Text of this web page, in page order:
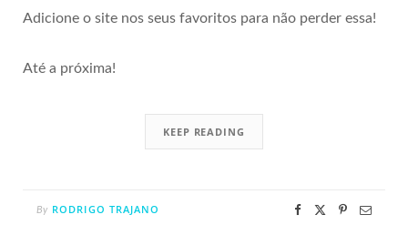
Adicione o site nos seus favoritos para não perder essa!
Até a próxima!
KEEP READING
By RODRIGO TRAJANO